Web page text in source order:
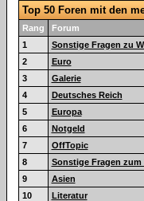
Top 50 Foren mit den
Rang Forum
1
Sonstige Fragen zu
2
Euro
3
Galerie
4
Deutsches Reich
5
Europa
6
Notgeld
7
OffTopic
8
Sonstige Fragen zum
9
Asien
10
Literatur